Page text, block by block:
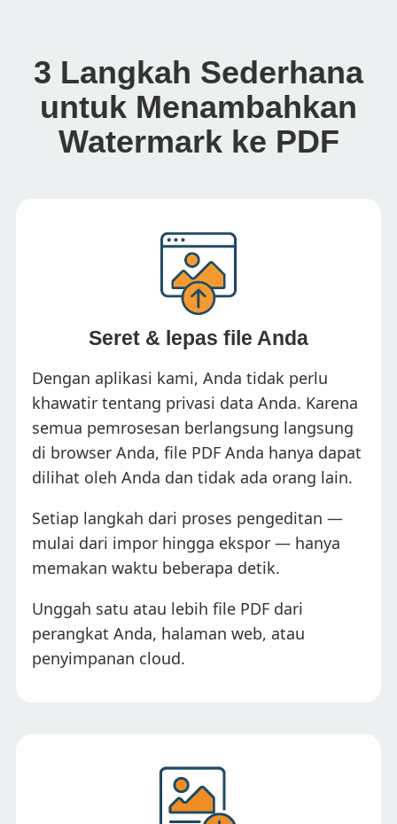
3 Langkah Sederhana
untuk Menambahkan
Watermark ke PDF
Seret & lepas file Anda
Dengan aplikasi kami, Anda tidak perlu
khawatir tentang privasi data Anda. Karena
semua pemrosesan berlangsung langsung
di browser Anda, file PDF Anda hanya dapat
dilihat oleh Anda dan tidak ada orang lain.
Setiap langkah dari proses pengeditan —
mulai dari impor hingga ekspor — hanya
memakan waktu beberapa detik.
Unggah satu atau lebih file PDF dari
perangkat Anda, halaman web, atau
penyimpanan cloud.